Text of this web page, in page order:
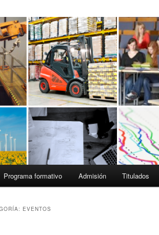
Programa formativo Admisión Titulados
EVENTOS